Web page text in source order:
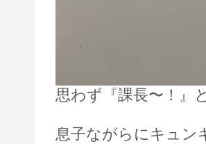
思わず『課長〜！』
息子ながらにキュン